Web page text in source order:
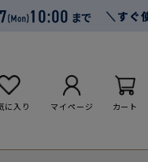
に入り マイページ カート